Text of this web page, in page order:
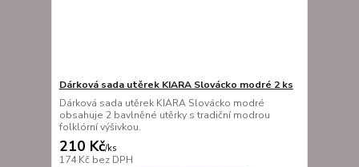
Dárková sada utěrek KIARA Slovácko modré 2 ks
Dárková sada utěrek KIARA Slovácko modré
obsahuje 2 bavlněné utěrky s tradiční modrou
folklórní výšivkou.
210 Kč/ks
174 Kč bez DPH